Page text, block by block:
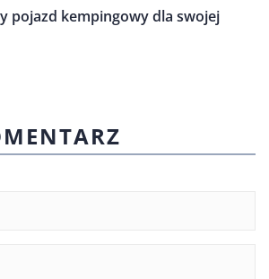
pojazd kempingowy dla swojej